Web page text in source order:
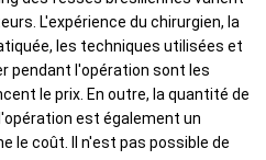
L'expérience du chirurgien, la
les techniques utilisées et
pendant l'opération sont les
le prix. En outre, la quantité de
est également un
le coût. Il n'est pas possible de